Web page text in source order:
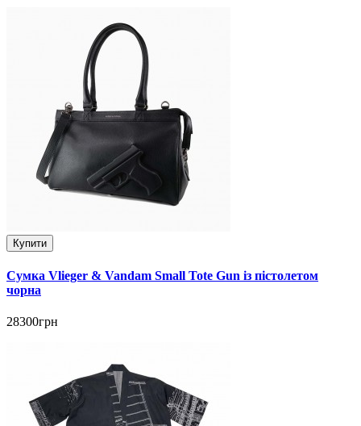
Купити
Сумка Vlieger & Vandam Small Tote Gun із пістолетом
чорна
28300грн